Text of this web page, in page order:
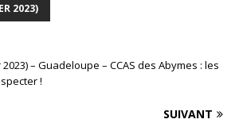
2023)
– Guadeloupe – CCAS des Abymes : les
!
SUIVANT